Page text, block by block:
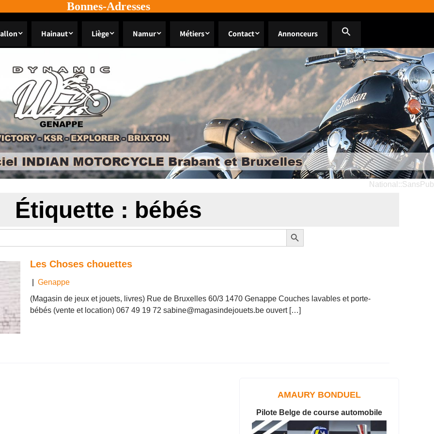
Bonnes-Adresses
Hainaut Liège Namur Métiers Contact Annonceurs
National::SansPub
Étiquette : bébés
Search Button
Les Choses chouettes
Genappe
(Magasin de jeux et jouets, livres) Rue de Bruxelles 60/3 1470 Genappe Couches lavables et porte-
bébés (vente et location) 067 49 19 72 sabine@magasindejouets.be ouvert […]
AMAURY BONDUEL
Pilote Belge de course automobile